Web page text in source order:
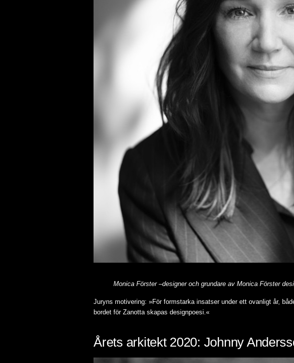
Monica Förster –designer och grundare av Monica Förster
Juryns motivering: »För formstarka insatser under ett ovanligt år,
bordet för Zanotta skapas designpoesi.«
Årets arkitekt 2020: Johnny